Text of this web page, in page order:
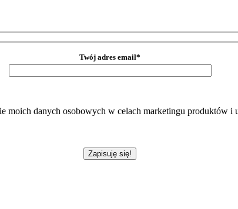
Twój adres email*
moich danych osobowych w celach marketingu produktów